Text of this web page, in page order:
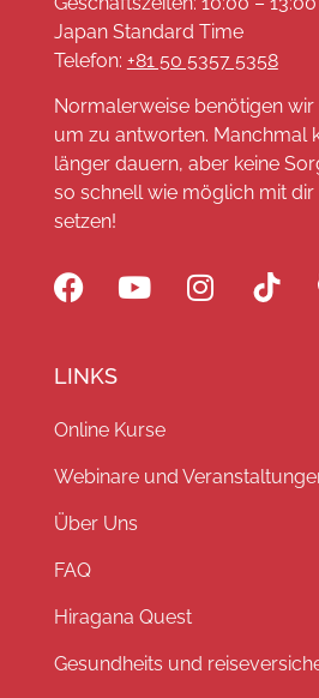
Japan Standard Time
Telefon: +81 50 5357 5358
Normalerweise benötigen wir
um zu antworten. Manchmal
länger dauern, aber keine
so schnell wie möglich mit dir
setzen!
LINKS
Online Kurse
Webinare und
Über Uns
FAQ
Hiragana Quest
Gesundheits und